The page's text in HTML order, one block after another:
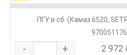
ПГУ в сб. (Камаз 6520,
- + 2 972